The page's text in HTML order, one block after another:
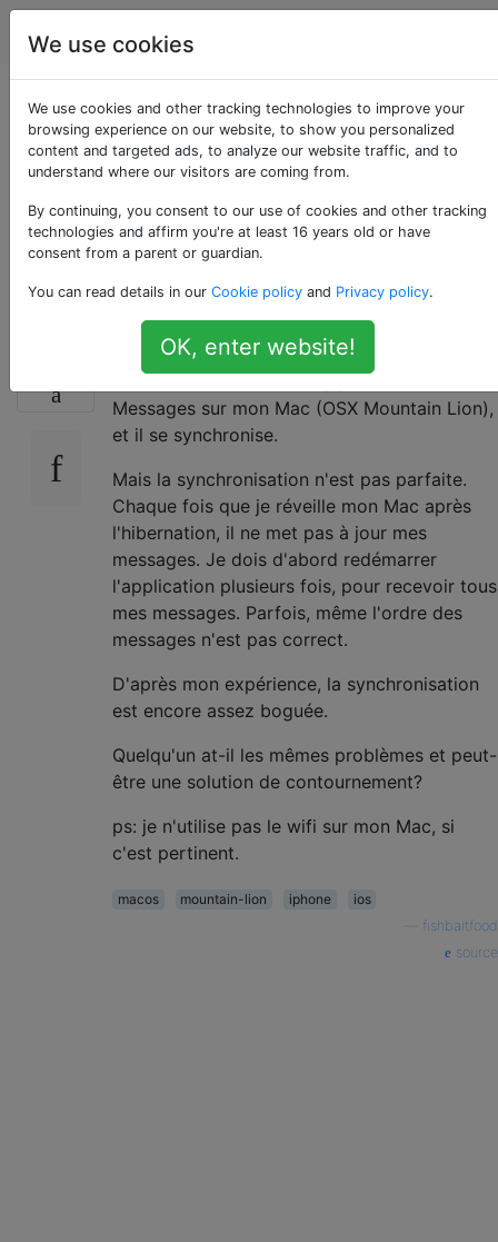
Apple
Comment actualiser
les messages sur
Mac après
l'hibernation?
J'ai correctement configuré iMessage sur
mon iPhone (identifiant Apple) avec
Messages sur mon Mac (OSX Mountain Lion),
et il se synchronise.
Mais la synchronisation n'est pas parfaite.
Chaque fois que je réveille mon Mac après
l'hibernation, il ne met pas à jour mes
messages. Je dois d'abord redémarrer
l'application plusieurs fois, pour recevoir tous
mes messages. Parfois, même l'ordre des
messages n'est pas correct.
D'après mon expérience, la synchronisation
est encore assez boguée.
Quelqu'un at-il les mêmes problèmes et peut-
être une solution de contournement?
ps: je n'utilise pas le wifi sur mon Mac, si
c'est pertinent.
macos mountain-lion iphone
ios
fishbaitfood
source
We use cookies
We use cookies and other tracking technologies to improve your
browsing experience on our website, to show you personalized
content and targeted ads, to analyze our website traffic, and to
understand where our visitors are coming from.
By continuing, you consent to our use of cookies and other tracking
technologies and affirm you're at least 16 years old or have
consent from a parent or guardian.
You can read details in our Cookie policy and Privacy policy.
OK, enter website!